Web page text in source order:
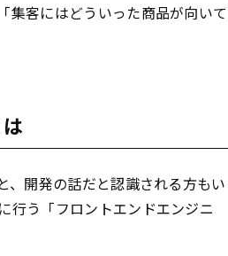
集客にはどういった商品が向いて
開発の話だと認識される方もい
行う「フロントエンドエンジニ